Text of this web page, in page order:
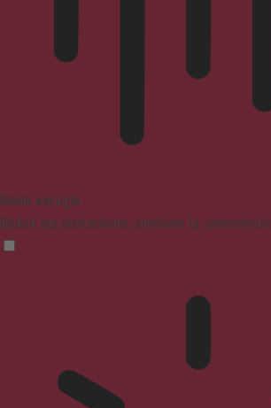
Mode aveugle
Réduit les distractions, améliore la